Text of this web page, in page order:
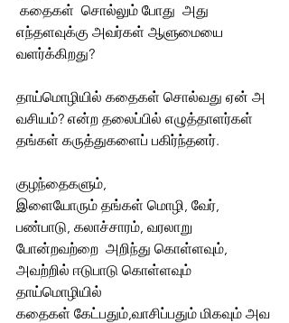
கதைகள்  சொல்லும் போது  அது
எந்தளவுக்கு அவர்கள் ஆளுமையை
வளர்க்கிறது?
தாய்மொழியில் கதைகள் சொல்வது ஏன் அ
வசியம்? என்ற தலைப்பில் எழுத்தாளர்கள்
தங்கள் கருத்துகளைப் பகிர்ந்தனர்.
குழந்தைகளும்,
இளையோரும் தங்கள் மொழி, வேர்,
பண்பாடு, கலாச்சாரம், வரலாறு
போன்றவற்றை  அறிந்து கொள்ளவும்,
அவற்றில் ஈடுபாடு கொள்ளவும்
தாய்மொழியில்
கதைகள் கேட்பதும்,வாசிப்பதும் மிகவும் அவ